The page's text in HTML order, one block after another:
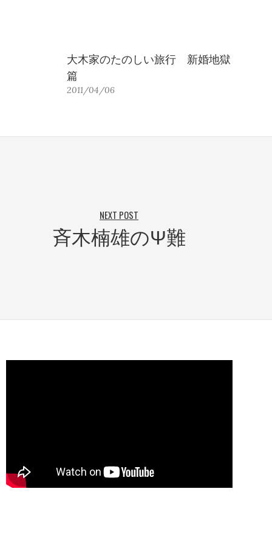
大木家のたのしい旅行 新婚地獄
篇
2011/04/06
NEXT POST
斉木楠雄のΨ難